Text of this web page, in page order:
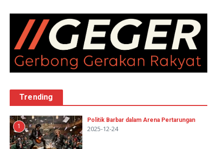
Trending
1
Politik Barbar dalam Arena Pertarungan
2025-12-24